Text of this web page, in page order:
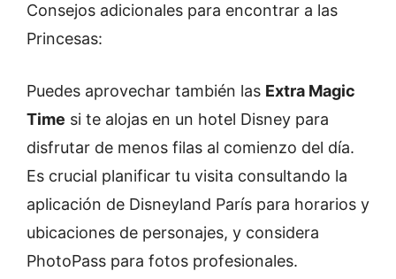
Consejos adicionales para encontrar a las
Princesas:
Puedes aprovechar también las Extra Magic
Time si te alojas en un hotel Disney para
disfrutar de menos filas al comienzo del día.
Es crucial planificar tu visita consultando la
aplicación de Disneyland París para horarios y
ubicaciones de personajes, y considera
PhotoPass para fotos profesionales.